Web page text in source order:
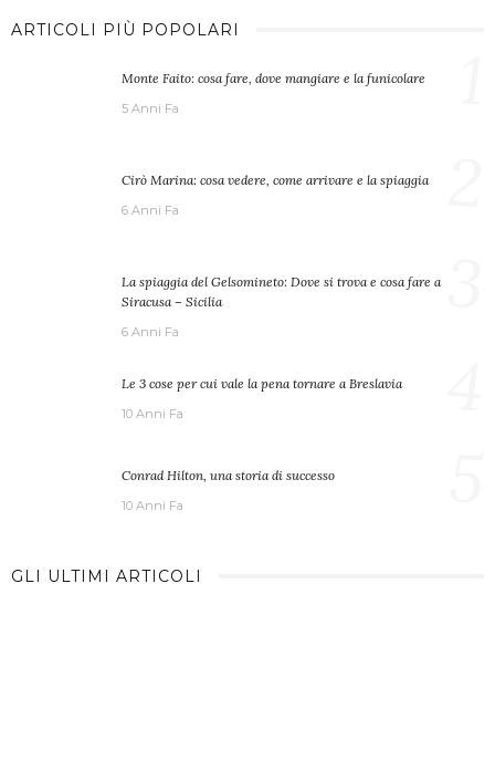
ARTICOLI PIÙ POPOLARI
Monte Faito: cosa fare, dove mangiare e la funicolare
5 Anni Fa
Cirò Marina: cosa vedere, come arrivare e la spiaggia
6 Anni Fa
La spiaggia del Gelsomineto: Dove si trova e cosa fare a
Siracusa – Sicilia
6 Anni Fa
Le 3 cose per cui vale la pena tornare a Breslavia
10 Anni Fa
Conrad Hilton, una storia di successo
10 Anni Fa
GLI ULTIMI ARTICOLI